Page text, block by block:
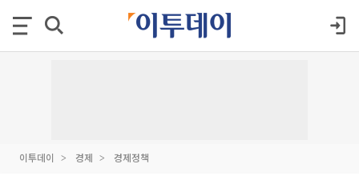
이투데이 경제 경제정책